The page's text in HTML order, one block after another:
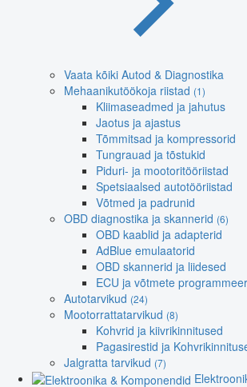
Vaata kõiki Autod & Diagnostika
Mehaanikutöökoja riistad (1)
Kliimaseadmed ja jahutus
Jaotus ja ajastus
Tõmmitsad ja kompressorid
Tungrauad ja tõstukid
Piduri- ja mootoritööriistad
Spetsiaalsed autotööriistad
Võtmed ja padrunid
OBD diagnostika ja skannerid (6)
OBD kaablid ja adapterid
AdBlue emulaatorid
OBD skannerid ja liidesed
ECU ja võtmete
Autotarvikud (24)
Mootorrattatarvikud (8)
Kohvrid ja kiivrikinnitused
Pagasirestid ja
Jalgratta tarvikud (7)